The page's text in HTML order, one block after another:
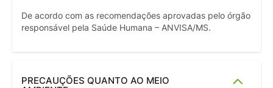
De acordo com as recomendações aprovadas pelo órgão
responsável pela Saúde Humana – ANVISA/MS.
PRECAUÇÕES QUANTO AO MEIO